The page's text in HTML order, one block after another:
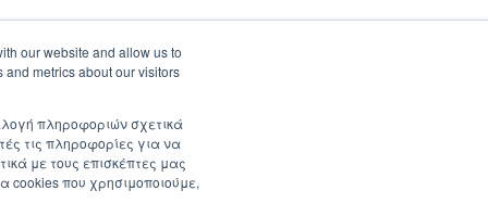
our website and allow us to
metrics about our visitors
πληροφοριών σχετικά
τις πληροφορίες για να
με τους επισκέπτες μας
cookies που χρησιμοποιούμε,